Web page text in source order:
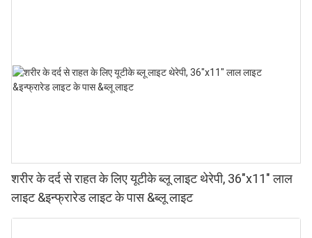
शरीर के दर्द से राहत के लिए यूटीके ब्लू लाइट थेरेपी, 36"x11" लाल
लाइट &इन्फ्रारेड लाइट के पास &ब्लू लाइट